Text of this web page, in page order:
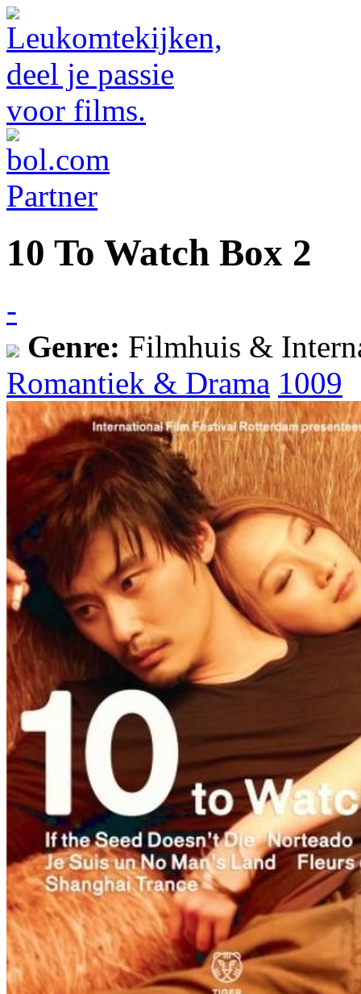
10 To Watch Box 2
-
Genre: Filmhuis &
Romantiek & Drama 1009